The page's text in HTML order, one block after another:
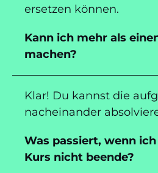
ersetzen können.
Kann ich mehr als
machen?
Klar! Du kannst die
nacheinander
Was passiert, wenn
Kurs nicht beende?